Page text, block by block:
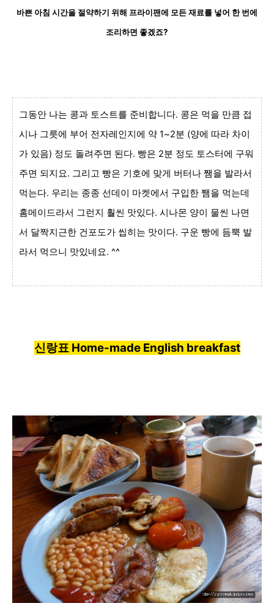
바쁜 아침 시간을 절약하기 위해 프라이팬에 모든 재료를 넣어 한 번에
조리하면 좋겠죠?
그동안 나는 콩과 토스트를 준비합니다. 콩은 먹을 만큼 접
시나 그릇에 부어 전자레인지에 약 1~2분 (양에 따라 차이
가 있음) 정도 돌려주면 된다. 빵은 2분 정도 토스터에 구워
주면 되지요. 그리고 빵은 기호에 맞게 버터나 쨈을 발라서
먹는다. 우리는 종종 선데이 마켓에서 구입한 쨈을 먹는데
홈메이드라서 그런지 훨씬 맛있다. 시나몬 양이 물씬 나면
서 달짝지근한 건포도가 씹히는 맛이다. 구운 빵에 듬뿍 발
라서 먹으니 맛있네요. ^^
신랑표 Home-made English breakfast